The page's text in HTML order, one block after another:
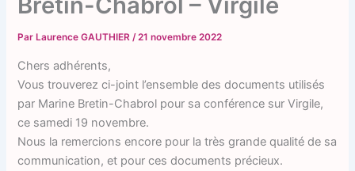
Par Laurence GAUTHIER/21 novembre 2022
Chers adhérents,
Vous trouverez ci-joint l’ensemble des documents utilisés
par Marine Bretin-Chabrol pour sa conférence sur Virgile,
ce samedi 19 novembre.
Nous la remercions encore pour la très grande qualité de sa
communication, et pour ces documents précieux.